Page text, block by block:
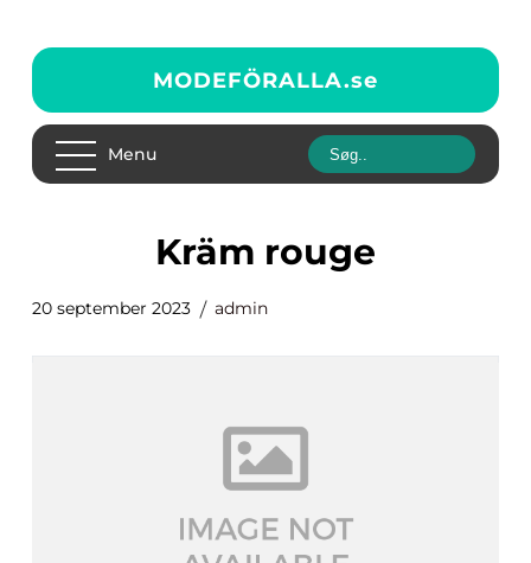
MODEFÖRALLA.se
Menu
kräm rouge
20 september 2023 admin